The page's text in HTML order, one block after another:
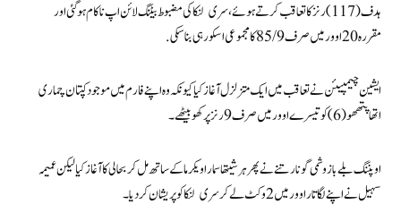
ہدف (117) رنز کا تعاقب کرتے ہوئے، سری لنکا کی مضبوط بیٹنگ لائن اپ ناکام ہو گئی اور
مقررہ 20 اوور میں صرف 85/9 کا مجموعی اسکور ہی بنا سکی.
ایشین چیمپیئن نے تعاقب میں ایک متزلزل آغاز کیا کیونکہ وہ اپنے فارم میں موجود کپتان چماری
اتھاپتھھو (6) کو تیسرے اوور میں صرف 9 رنز پر کھو بیٹھے۔
اوپننگ بلے باز وشمی گونارتنے نے پھر ہرشیتھا سماراویکرما کے ساتھ مل کر بحالی کا آغاز کیا لیکن عمیمہ
سہیل نے اپنے لگاتار اوور میں 2 وکٹ لے کر سری لنکا کو پریشان کردیا۔